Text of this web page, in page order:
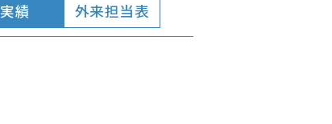
実績 外来担当表